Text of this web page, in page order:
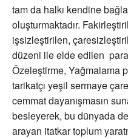
tam da halkı kendine
oluşturmaktadır.
işsizleştirilen,
düzeni ile elde edilen
Özeleştirme, Yağmalama
tarikatçı yeşil sermaye
cemmat dayanışmasın
besleyerek, bu dünyada
arayan itatkar toplum